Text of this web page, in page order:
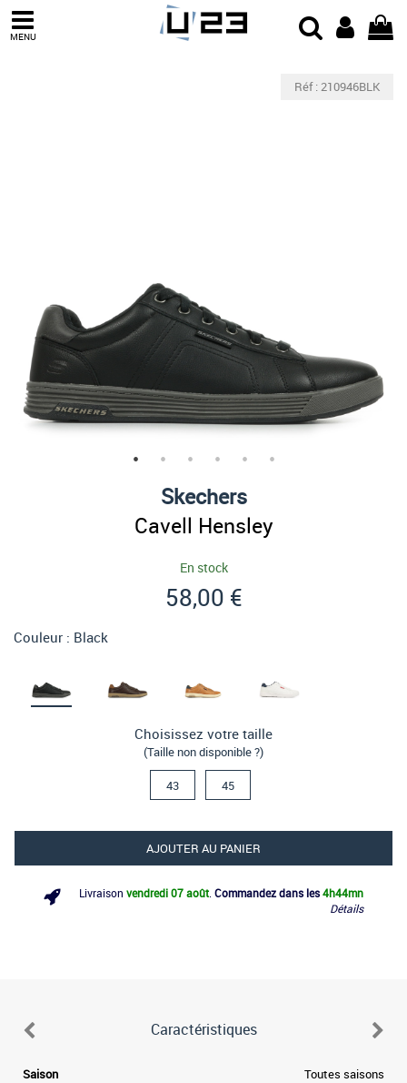
MENU
Réf : 210946BLK
Skechers
Cavell Hensley
En stock
58,00 €
Couleur : Black
Choisissez votre taille
(Taille non disponible ?)
43 45
AJOUTER AU PANIER
Livraison vendredi 07 août Commandez dans les4h44mn
Détails
Caractéristiques
Saison Toutes saisons